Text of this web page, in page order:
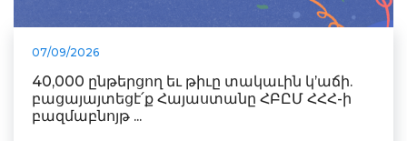
07/09/2026
40,000 ընթերցող եւ թիւը տակաւին կ’աճի.
բացայայտեցէ՛ք Հայաստանը ՀԲԸՄ ՀՀՀ-ի
բազմաբնոյթ ...